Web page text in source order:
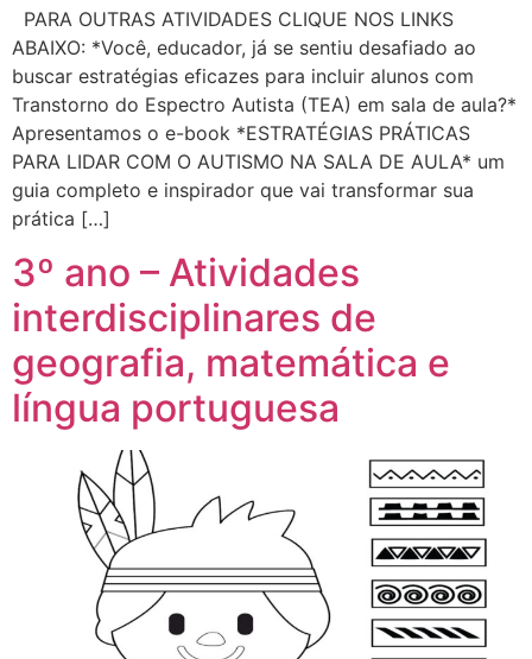
PARA OUTRAS ATIVIDADES CLIQUE NOS LINKS
ABAIXO: *Você, educador, já se sentiu desafiado ao
buscar estratégias eficazes para incluir alunos com
Transtorno do Espectro Autista (TEA) em sala de aula?*
Apresentamos o e-book *ESTRATÉGIAS PRÁTICAS
PARA LIDAR COM O AUTISMO NA SALA DE AULA* um
guia completo e inspirador que vai transformar sua
prática […]
3º ano – Atividades
interdisciplinares de
geografia, matemática e
língua portuguesa